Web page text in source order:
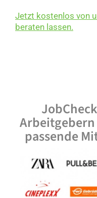
Jetzt kostenlos von
beraten lassen.
passende